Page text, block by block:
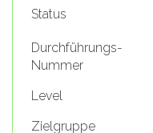
Status
Durchführungs-
Nummer
Level
Zielgruppe